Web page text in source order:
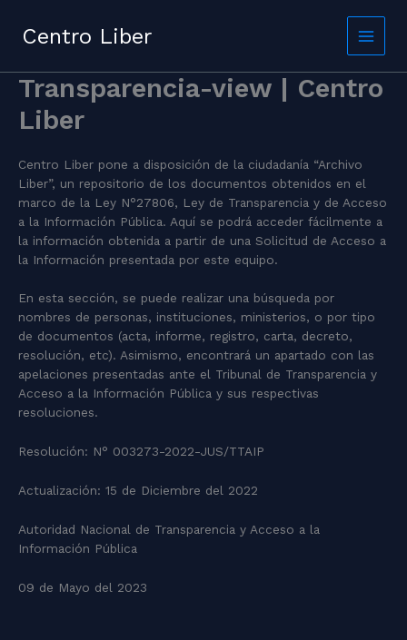
contentCentro Liber
Transparencia-view | Centro
Liber
Centro Liber pone a disposición de la ciudadanía “Archivo
Liber”, un repositorio de los documentos obtenidos en el
marco de la Ley N°27806, Ley de Transparencia y de Acceso
a la Información Pública. Aquí se podrá acceder fácilmente a
la información obtenida a partir de una Solicitud de Acceso a
la Información presentada por este equipo.
En esta sección, se puede realizar una búsqueda por
nombres de personas, instituciones, ministerios, o por tipo
de documentos (acta, informe, registro, carta, decreto,
resolución, etc). Asimismo, encontrará un apartado con las
apelaciones presentadas ante el Tribunal de Transparencia y
Acceso a la Información Pública y sus respectivas
resoluciones.
Resolución: N° 003273-2022-JUS/TTAIP
Actualización: 15 de Diciembre del 2022
Autoridad Nacional de Transparencia y Acceso a la
Información Pública
09 de Mayo del 2023